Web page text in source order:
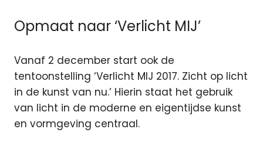
Opmaat naar ‘Verlicht MIJ’
Vanaf 2 december start ook de
tentoonstelling ‘Verlicht MIJ 2017. Zicht op licht
in de kunst van nu.’ Hierin staat het gebruik
van licht in de moderne en eigentijdse kunst
en vormgeving centraal.